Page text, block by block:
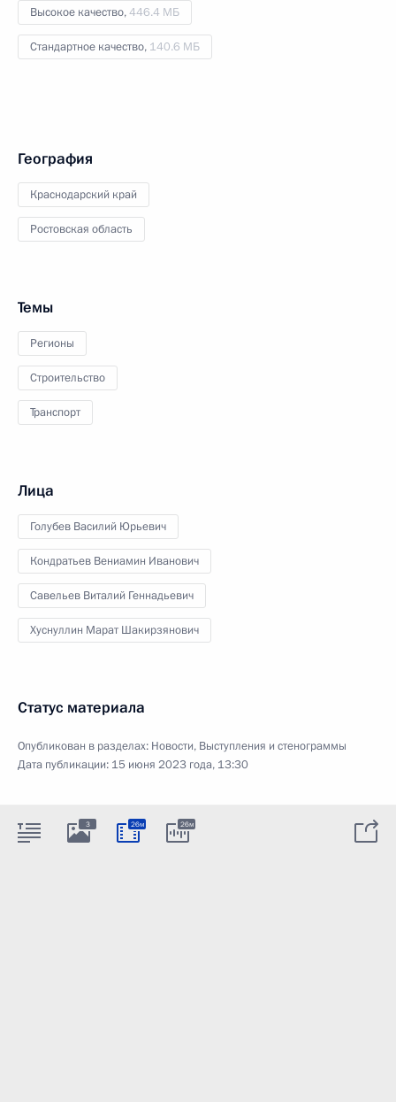
Высокое качество,446.4 МБ
Стандартное качество, 140.6 МБ
География
Краснодарский край
Ростовская область
Темы
Регионы
Строительство
Транспорт
Лица
Голубев Василий Юрьевич
Кондратьев Вениамин Иванович
Савельев Виталий Геннадьевич
Хуснуллин Марат Шакирзянович
Статус материала
Опубликован в разделах: Новости, Выступления и стенограммы
Дата публикации: 15 июня 2023 года, 13:30
3 26м 26м